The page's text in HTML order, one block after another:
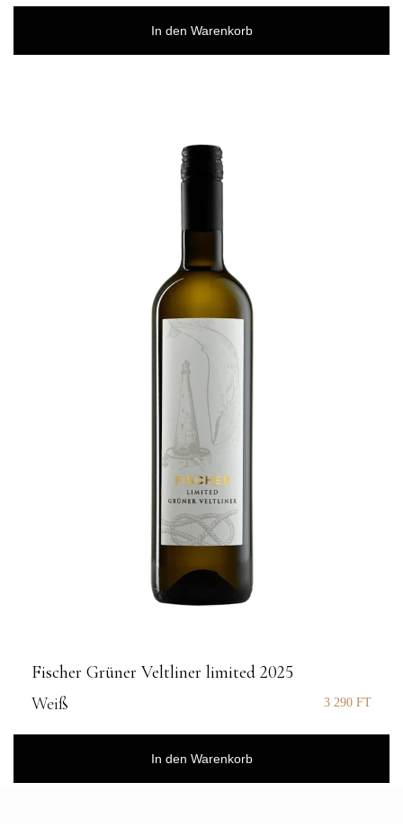
In den Warenkorb
Fischer Grüner Veltliner limited 2025
Weiß
3 290 FT
In den Warenkorb